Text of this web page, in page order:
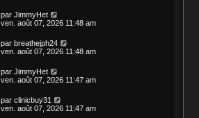
par JimmyHet
ven. août 07, 2026 11:48 am
par breathejph24
ven. août 07, 2026 11:48 am
par JimmyHet
ven. août 07, 2026 11:47 am
par clinicbuy31
ven. août 07, 2026 11:47 am